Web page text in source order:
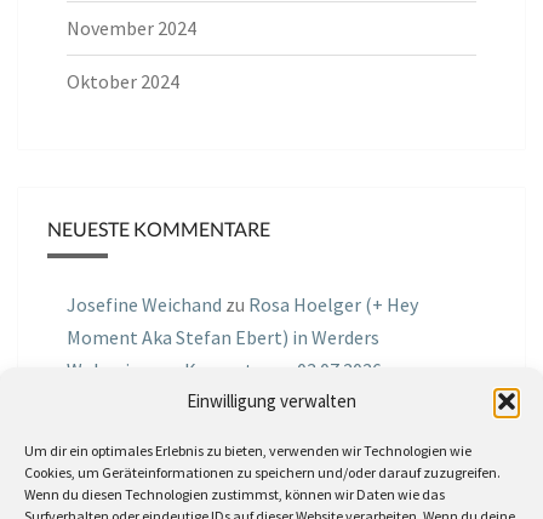
Einwilligung verwalten
Um dir ein optimales Erlebnis zu bieten, verwenden wir Technologien wie
Cookies, um Geräteinformationen zu speichern und/oder darauf zuzugreifen.
Wenn du diesen Technologien zustimmst, können wir Daten wie das
November 2024
Oktober 2024
NEUESTE KOMMENTARE
Josefine Weichand zu Rosa Hoelger (+ Hey
Moment Aka Stefan Ebert) in Werders
Wohnzimmer Konzerte am 03.07.2026
Podcast Nr.01 vom 08.09.2025 mit Joe Astray
MIRI IN THE GREENzuMiri in the Green in der